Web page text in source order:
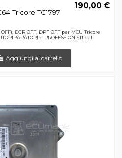
Tricore TC1797-
190,00 €
EGR OFF, DPF OFF per MCU Tricore
e PROFESSIONISTI del
Aggiungi al carrello